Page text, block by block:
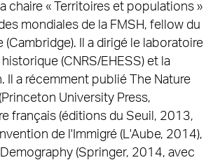
chaire « Territoires et populations »
mondiales de la FMSH, fellow du
(Cambridge). Il a dirigé le laboratoire
(CNRS/EHESS) et la
Il a récemment publié The Nature
University Press,
français (éditions du Seuil, 2013,
de l'Immigré (L'Aube, 2014),
(Springer, 2014, avec